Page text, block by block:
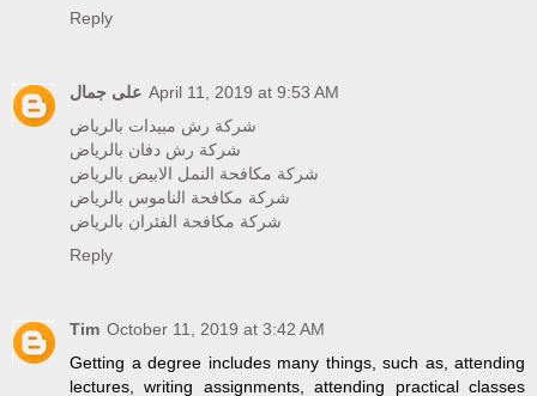
Reply
على جمال April 11, 2019 at 9:53 AM
شركة رش مبيدات بالرياض
شركة رش دفان بالرياض
شركة مكافحة النمل الابيض بالرياض
شركة مكافحة الناموس بالرياض
شركة مكافحة الفئران بالرياض
Reply
Tim October 11, 2019 at 3:42 AM
Getting a degree includes many things, such as, attending
lectures, writing assignments, attending practical classes